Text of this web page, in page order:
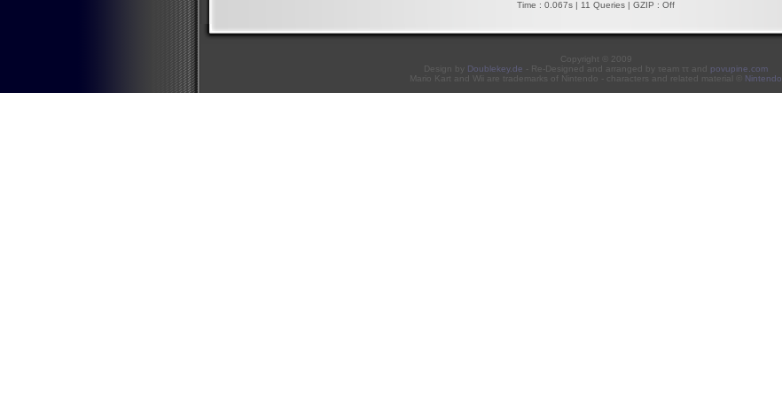
Time : 0.067s | 11 Queries | GZIP : Off
Copyright © 2009
Design by Doublekey.de - Re-Designed and arranged by τeam ττ and povupine.com
Mario Kart and Wii are trademarks of Nintendo - characters and related material © Nintendo